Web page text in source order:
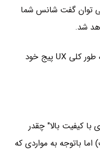
توان گفت شانس شما
شد.
پس حتما روی ظاهر، زیبایی و به طور کلی UX پیج خود
با کیفیت بالا" چقدر
باتوجه به مواردی که